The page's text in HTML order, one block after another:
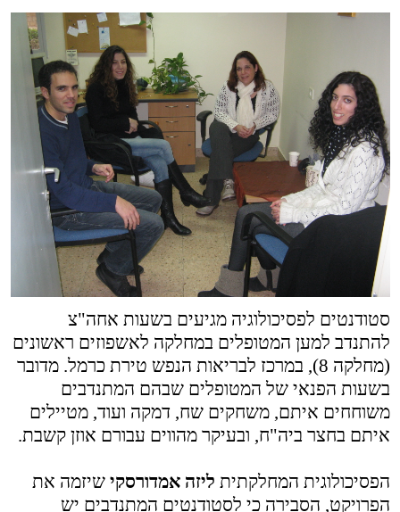
סטודנטים לפסיכולוגיה מגיעים בשעות אחה"צ
להתנדב למען המטופלים במחלקה לאשפוזים ראשונים
(מחלקה 8), במרכז לבריאות הנפש טירת כרמל. מדובר
בשעות הפנאי של המטופלים שבהם המתנדבים
משוחחים איתם, משחקים שח, דמקה ועוד, מטיילים
איתם בחצר ביה"ח, ובעיקר מהווים עבורם אוזן קשבת.
הפסיכולוגית המחלקתית ליזה אמדורסקי שיזמה את
הפרויקט, הסבירה כי לסטודנטים המתנדבים יש